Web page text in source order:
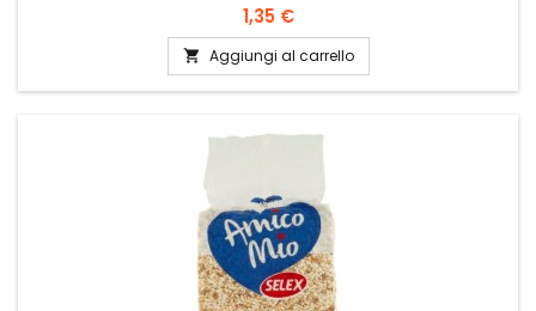
Prezzo
1,35 €
 Aggiungi al carrello